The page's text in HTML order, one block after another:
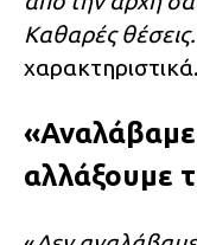
Καθαρές
χαρακτηριστικά.
αλλάξουμε